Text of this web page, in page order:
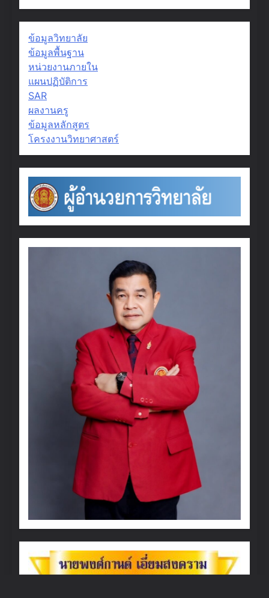
ข้อมูลวิทยาลัย
ข้อมูลพื้นฐาน
หน่วยงานภายใน
แผนปฏิบัติการ
SAR
ผลงานครู
ข้อมูลหลักสูตร
โครงงานวิทยาศาสตร์